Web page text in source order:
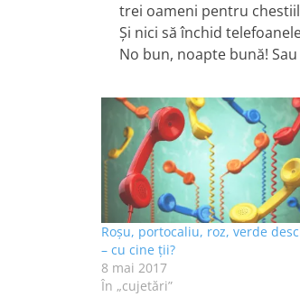
trei oameni pentru
Şi nici să închid
No bun, noapte bună!
Roșu, portocaliu, roz, verde
– cu cine ții?
8 mai 2017
În „cujetări”